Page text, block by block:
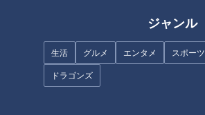
ジャンル
生活 グルメ エンタメ スポーツ
ドラゴンズ